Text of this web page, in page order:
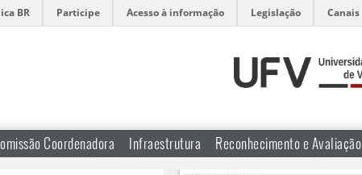
BR Participe Acesso à informação Legislação Canais
Coordenadora Infraestrutura Reconhecimento e Avaliação